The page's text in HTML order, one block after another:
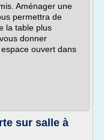
Aménager une
permettra de
la table plus
donner
ouvert dans
sur salle à